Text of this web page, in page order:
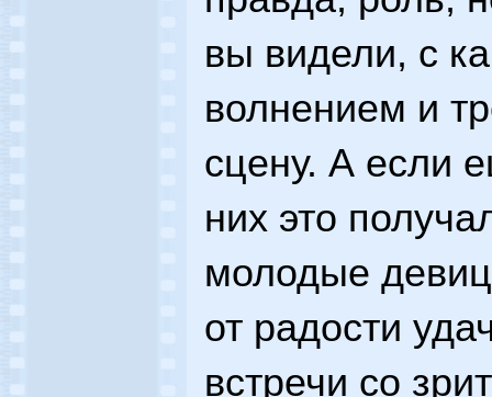
вы видели, с
волнением и
сцену. А если
них это
молодые
от радости
встречи со